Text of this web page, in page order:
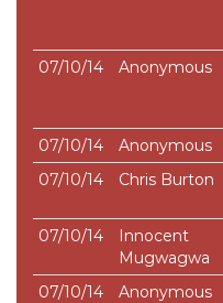
07/10/14
Anonymous
07/10/14
Anonymous
07/10/14
Chris Burton
07/10/14
Innocent
Mugwagwa
07/10/14 Anonymous